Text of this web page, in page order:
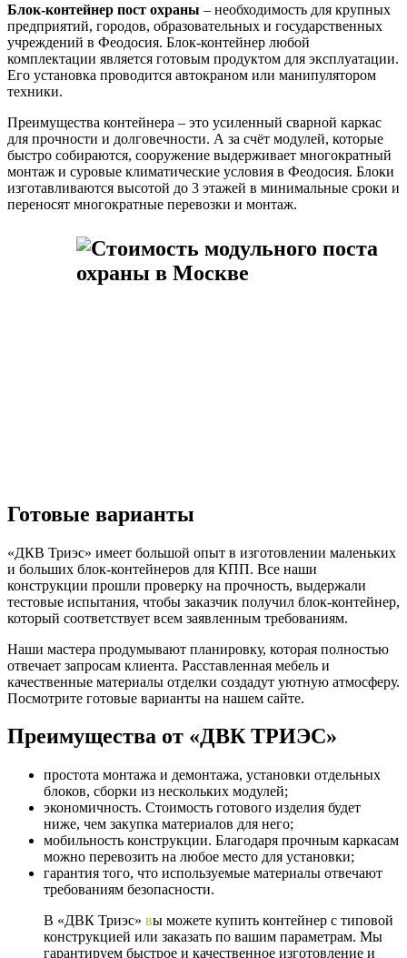
Блок-контейнер пост охраны – необходимость для крупных
предприятий, городов, образовательных и государственных
учреждений в Феодосия. Блок-контейнер любой
комплектации является готовым продуктом для эксплуатации.
Его установка проводится автокраном или манипулятором
техники.
Преимущества контейнера – это усиленный сварной каркас
для прочности и долговечности. А за счёт модулей, которые
быстро собираются, сооружение выдерживает многократный
монтаж и суровые климатические условия в Феодосия. Блоки
изготавливаются высотой до 3 этажей в минимальные сроки и
переносят многократные перевозки и монтаж.
Готовые варианты
«ДКВ Триэс» имеет большой опыт в изготовлении маленьких
и больших блок-контейнеров для КПП. Все наши
конструкции прошли проверку на прочность, выдержали
тестовые испытания, чтобы заказчик получил блок-контейнер,
который соответствует всем заявленным требованиям.
Наши мастера продумывают планировку, которая полностью
отвечает запросам клиента. Расставленная мебель и
качественные материалы отделки создадут уютную атмосферу.
Посмотрите готовые варианты на нашем сайте.
Преимущества от «ДВК ТРИЭС»
простота монтажа и демонтажа, установки отдельных
блоков, сборки из нескольких модулей;
экономичность. Стоимость готового изделия будет
ниже, чем закупка материалов для него;
мобильность конструкции. Благодаря прочным каркасам
можно перевозить на любое место для установки;
гарантия того, что используемые материалы отвечают
требованиям безопасности.
В «ДВК Триэс» вы можете купить контейнер с типовой
конструкцией или заказать по вашим параметрам. Мы
гарантируем быстрое и качественное изготовление и